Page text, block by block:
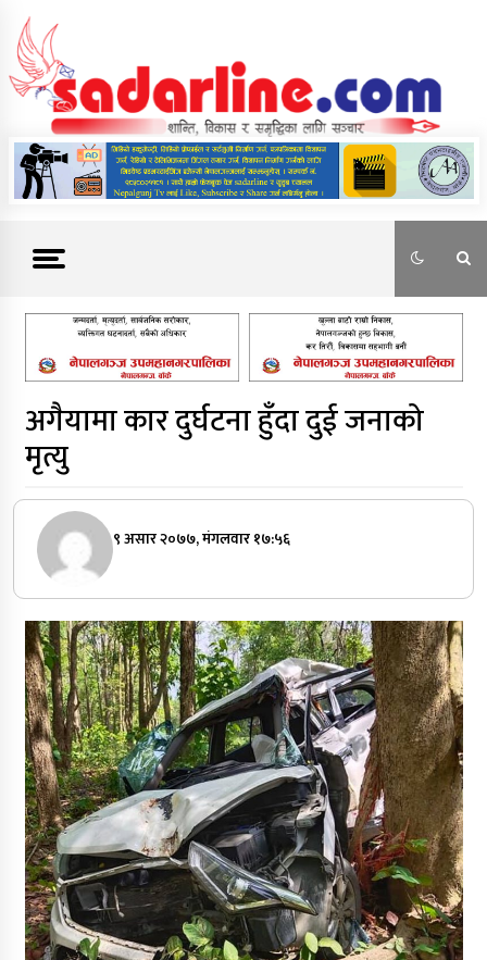
content
News For Nepal
अगैयामा कार दुर्घटना हुँदा दुई जनाको
मृत्यु
९ असार २०७७, मंगलवार १७:५६